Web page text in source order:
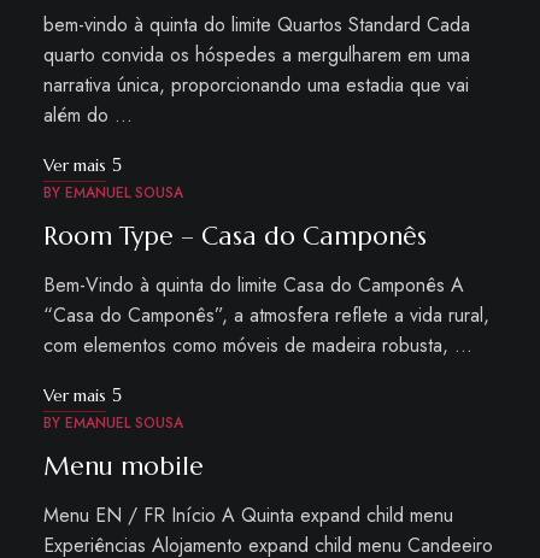
bem-vindo à quinta do limite Quartos Standard Cada
quarto convida os hóspedes a mergulharem em uma
narrativa única, proporcionando uma estadia que vai
além do …
Ver mais
BY EMANUEL SOUSA
Room Type – Casa do Camponês
Bem-Vindo à quinta do limite Casa do Camponês A
“Casa do Camponês”, a atmosfera reflete a vida rural,
com elementos como móveis de madeira robusta, …
Ver mais
BY EMANUEL SOUSA
Menu mobile
Menu EN / FR Início A Quinta expand child menu
Experiências Alojamento expand child menu Candeeiro